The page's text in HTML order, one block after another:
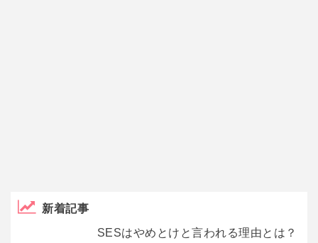
新着記事
SESはやめとけと言われる理由とは？